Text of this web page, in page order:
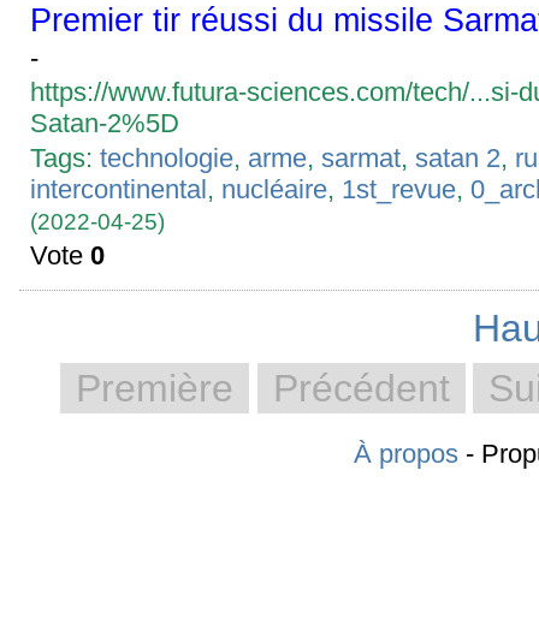
Premier tir réussi du missile
-
https://www.futura-sciences.com/tech/...si-
Satan-2%5D
Tags:technologie, arme,sarmat,satan 2,
intercontinental, nucléaire, 1st_revue,
(2022-04-25)
Vote0
Première
Précédent
À propos-